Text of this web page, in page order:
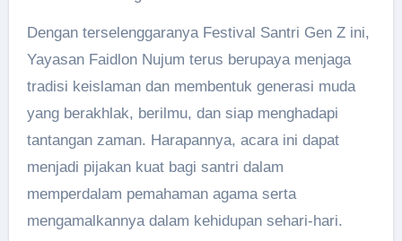
Dengan terselenggaranya Festival Santri Gen Z ini,
Yayasan Faidlon Nujum terus berupaya menjaga
tradisi keislaman dan membentuk generasi muda
yang berakhlak, berilmu, dan siap menghadapi
tantangan zaman. Harapannya, acara ini dapat
menjadi pijakan kuat bagi santri dalam
memperdalam pemahaman agama serta
mengamalkannya dalam kehidupan sehari-hari.